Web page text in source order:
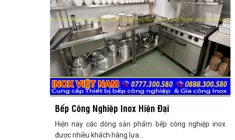
Bếp Công Nghiệp Inox Hiện Đại
Hiện nay các dòng sản phẩm bếp công nghiệp inox
được nhiều khách hàng lựa...